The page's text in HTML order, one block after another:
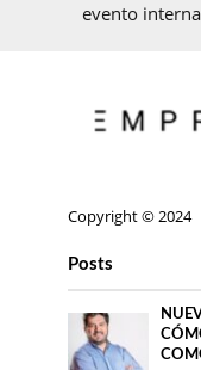
evento
Copyright © 2024
Posts